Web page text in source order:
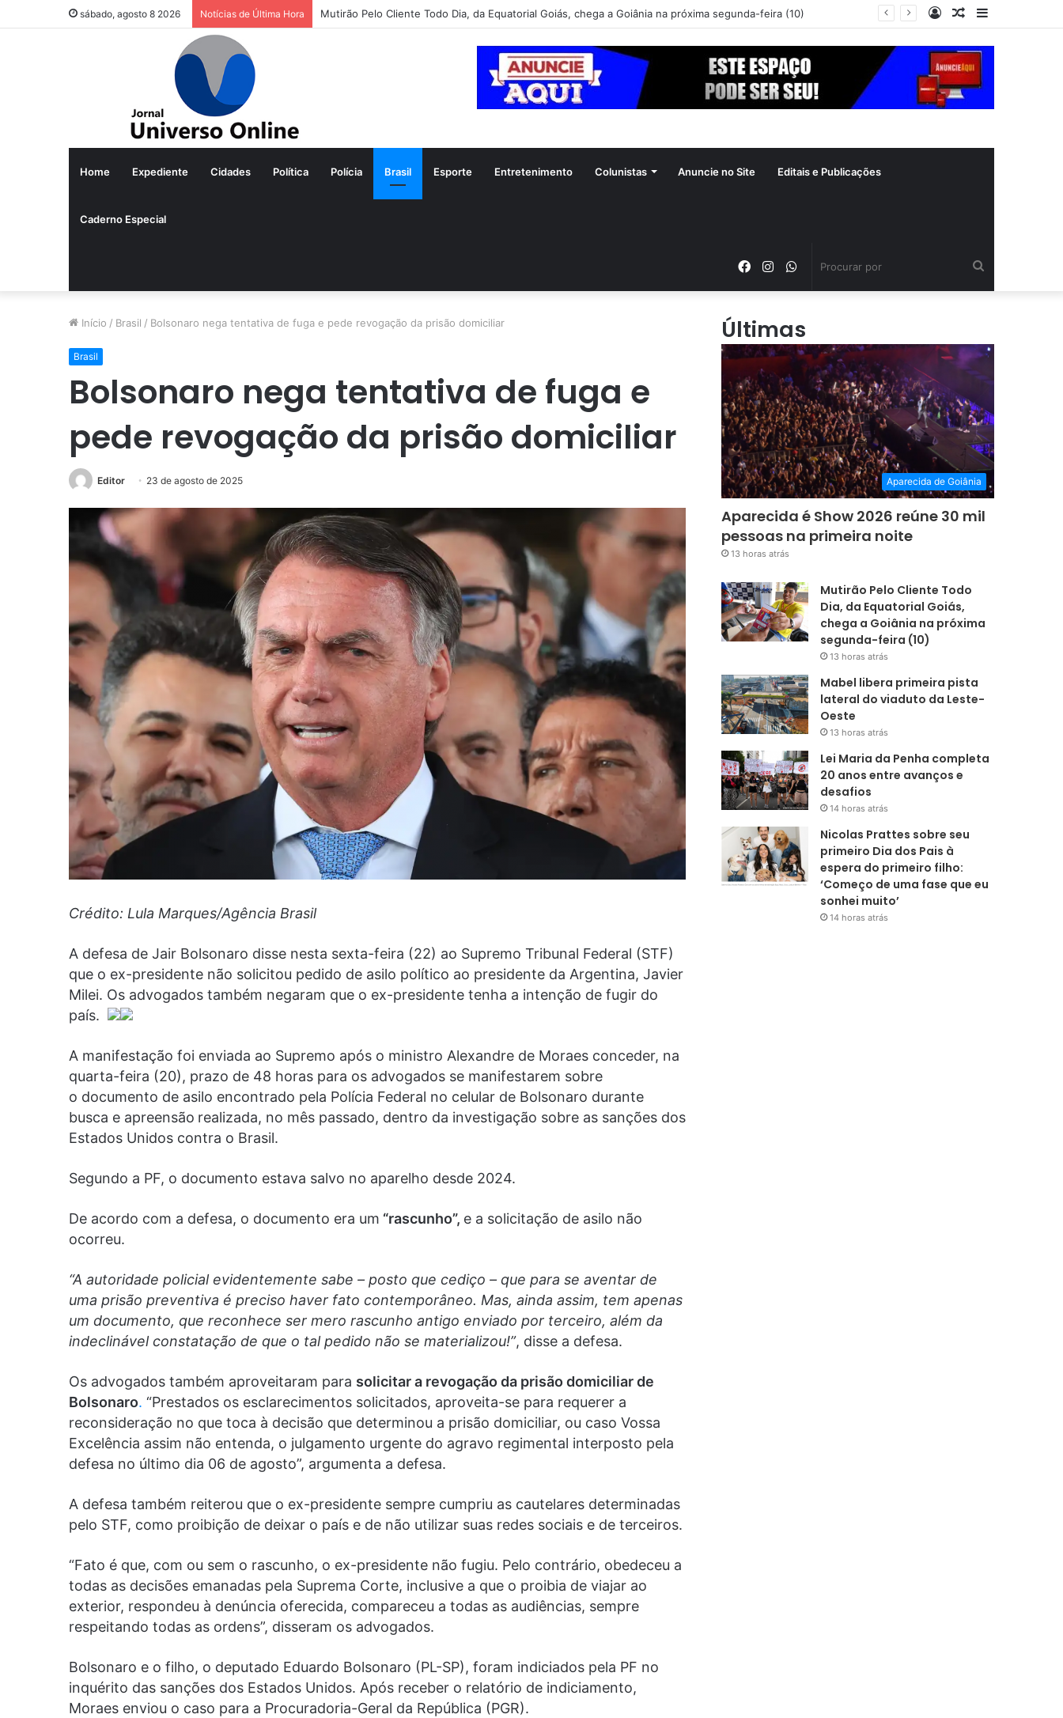
sábado, agosto 8 2026 Notícias de Última Hora Mutirão Pelo Cliente Todo Dia, da Equatorial Goiás, chega a Goiânia na próxima segunda-feira (10)
Barra
Artigo
Entrar
Home Expediente Cidades Política Polícia Brasil Esporte Entretenimento Colunistas Anuncie no Site Editais e Publicações
Caderno Especial
WhatsApp
Instagram
Facebook
Início / Brasil / Bolsonaro nega tentativa de fuga e pede revogação da prisão domiciliar
Brasil
Bolsonaro nega tentativa de fuga e
pede revogação da prisão domiciliar
Editor 23 de agosto de 2025
Crédito: Lula Marques/Agência Brasil
A defesa de Jair Bolsonaro disse nesta sexta-feira (22) ao Supremo Tribunal Federal (STF)
que o ex-presidente não solicitou pedido de asilo político ao presidente da Argentina, Javier
Milei. Os advogados também negaram que o ex-presidente tenha a intenção de fugir do
país.
A manifestação foi enviada ao Supremo após o ministro Alexandre de Moraes conceder, na
quarta-feira (20), prazo de 48 horas para os advogados se manifestarem sobre
o documento de asilo encontrado pela Polícia Federal no celular de Bolsonaro durante
busca e apreensão realizada, no mês passado, dentro da investigação sobre as sanções dos
Estados Unidos contra o Brasil.
Segundo a PF, o documento estava salvo no aparelho desde 2024.
De acordo com a defesa, o documento era um “rascunho”, e a solicitação de asilo não
ocorreu.
“A autoridade policial evidentemente sabe – posto que cediço – que para se aventar de
uma prisão preventiva é preciso haver fato contemporâneo. Mas, ainda assim, tem apenas
um documento, que reconhece ser mero rascunho antigo enviado por terceiro, além da
indeclinável constatação de que o tal pedido não se materializou!”, disse a defesa.
Os advogados também aproveitaram para solicitar a revogação da prisão domiciliar de
Bolsonaro. “Prestados os esclarecimentos solicitados, aproveita-se para requerer a
reconsideração no que toca à decisão que determinou a prisão domiciliar, ou caso Vossa
Excelência assim não entenda, o julgamento urgente do agravo regimental interposto pela
defesa no último dia 06 de agosto”, argumenta a defesa.
A defesa também reiterou que o ex-presidente sempre cumpriu as cautelares determinadas
pelo STF, como proibição de deixar o país e de não utilizar suas redes sociais e de terceiros.
“Fato é que, com ou sem o rascunho, o ex-presidente não fugiu. Pelo contrário, obedeceu a
todas as decisões emanadas pela Suprema Corte, inclusive a que o proibia de viajar ao
exterior, respondeu à denúncia oferecida, compareceu a todas as audiências, sempre
respeitando todas as ordens”, disseram os advogados.
Bolsonaro e o filho, o deputado Eduardo Bolsonaro (PL-SP), foram indiciados pela PF no
inquérito das sanções dos Estados Unidos. Após receber o relatório de indiciamento,
Moraes enviou o caso para a Procuradoria-Geral da República (PGR).
Últimas
Aparecida de Goiânia
Aparecida é Show 2026 reúne 30 mil
pessoas na primeira noite
13 horas atrás
Mutirão Pelo Cliente Todo
Dia, da Equatorial Goiás,
chega a Goiânia na próxima
segunda-feira (10)
13 horas atrás
Mabel libera primeira pista
lateral do viaduto da Leste-
Oeste
13 horas atrás
Lei Maria da Penha completa
20 anos entre avanços e
desafios
14 horas atrás
Nicolas Prattes sobre seu
primeiro Dia dos Pais à
espera do primeiro filho:
‘Começo de uma fase que eu
sonhei muito’
14 horas atrás